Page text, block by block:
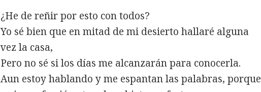
¿He de reñir por esto con todos?
Yo sé bien que en mitad de mi desierto hallaré alguna
vez la casa,
Pero no sé si los días me alcanzarán para conocerla.
Aun estoy hablando y me espantan las palabras, porque